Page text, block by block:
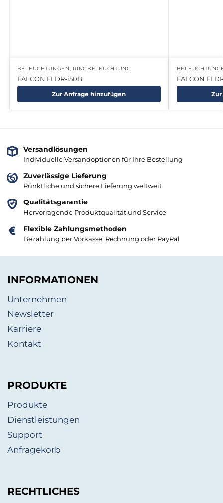
BELEUCHTUNGEN, RINGBELEUCHTUNG
FALCON FLDR-i50B
Zur Anfrage hinzufügen
FALCON
Versandlösungen
Individuelle Versandoptionen für Ihre Bestellung
Zuverlässige Lieferung
Pünktliche und sichere Lieferung weltweit
Qualitätsgarantie
Hervorragende Produktqualität und Service
Flexible Zahlungsmethoden
Bezahlung per Vorkasse, Rechnung oder PayPal
INFORMATIONEN
Unternehmen
Newsletter
Karriere
Kontakt
PRODUKTE
Produkte
Dienstleistungen
Support
Anfragekorb
RECHTLICHES